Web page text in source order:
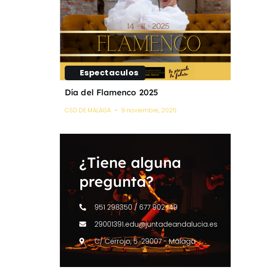
Espectaculos
Día del Flamenco 2025
CSD DE MÁLAGA 9 noviembre, 2025
¿Tiene alguna
pregunta?
951 298350 / 677 902 149
29001391.edu@juntadeandalucia.es
C/ Cerrojo, 5. 29007 - Málaga